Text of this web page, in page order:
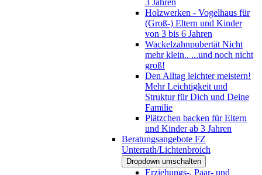
Holzwerken - Vogelhaus für
(Groß-) Eltern und Kinder
von 3 bis 6 Jahren
Wackelzahnpubertät Nicht
mehr klein.. ...und noch nicht
groß!
Den Alltag leichter meistern!
Mehr Leichtigkeit und
Struktur für Dich und Deine
Familie
Plätzchen backen für Eltern
und Kinder ab 3 Jahren
Beratungsangebote FZ
Unterrath/Lichtenbroich
Dropdown umschalten
Erziehungs-, Paar- und